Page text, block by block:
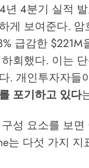
년 4분기 실적
게 보여준다. 암
급감한 $221M
회했다. 이는
. 개인투자자들
포기하고 있다
성 요소를 보
는 다섯 가지 지